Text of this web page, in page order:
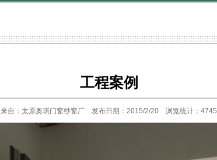
工程案例
来自：太原奥琪门窗纱窗厂 发布日期：2015/2/20 浏览统计：4745